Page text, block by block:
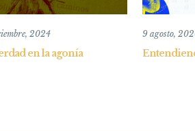
2024
en la agonía
9 agosto,